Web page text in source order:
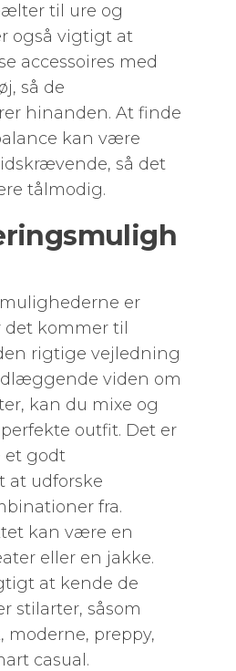
til ure og
også vigtigt at
accessoires med
så de
hinanden. At finde
kan være
så det
tålmodig.
er
kommer til
rigtige vejledning
viden om
kan du mixe og
outfit. Det er
et godt
at udforske
fra.
kan være en
eller en jakke.
at kende de
stilarter, såsom
moderne, preppy,
casual.